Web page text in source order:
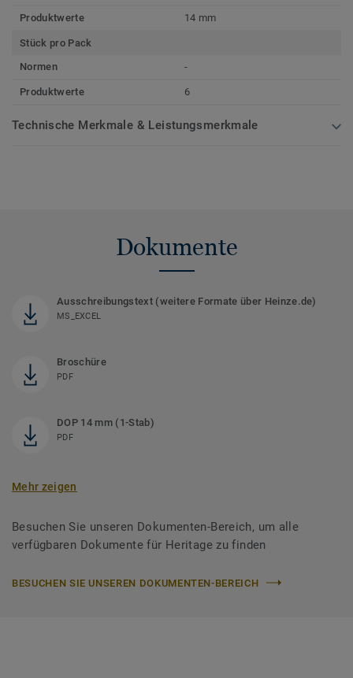
Produktwerte 14 mm
Stück pro Pack
Normen
-
Produktwerte 6
Technische Merkmale & Leistungsmerkmale
Dokumente
Ausschreibungstext (weitere Formate über Heinze.de)
MS_EXCEL
Broschüre
PDF
DOP 14 mm (1-Stab)
PDF
Mehr zeigen
Besuchen Sie unseren Dokumenten-Bereich, um alle
verfügbaren Dokumente für Heritage zu finden
BESUCHEN SIE UNSEREN DOKUMENTEN-BEREICH